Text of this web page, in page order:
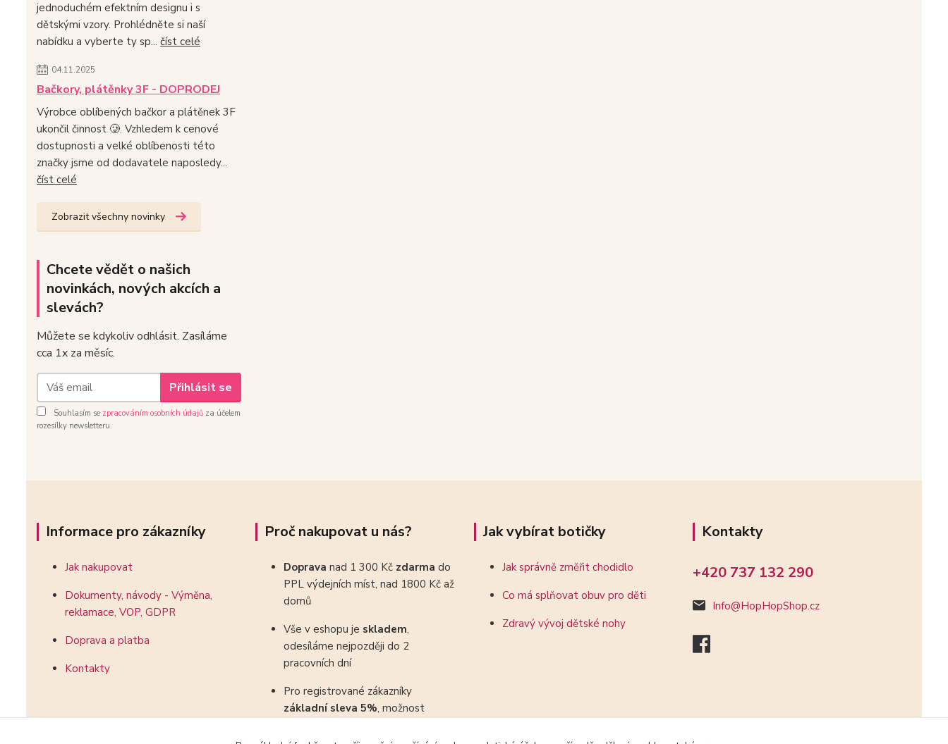
jednoduchém efektním designu i s
dětskými vzory. Prohlédněte si naší
nabídku a vyberte ty sp... číst celé
04.11.2025
Bačkory, plátěnky 3F - DOPRODEJ
Výrobce oblíbených bačkor a plátěnek 3F
ukončil činnost 🥲. Vzhledem k cenové
dostupnosti a velké oblíbenosti této
značky jsme od dodavatele naposledy...
číst celé
Zobrazit všechny novinky
Chcete vědět o našich
novinkách, nových akcích a
slevách?
Můžete se kdykoliv odhlásit. Zasíláme
cca 1x za měsíc.
Přihlásit se
Souhlasím se zpracováním osobních údajů za účelem
rozesílky newsletteru.
Informace pro zákazníky
Jak nakupovat
Dokumenty, návody - Výměna,
reklamace, VOP, GDPR
Doprava a platba
Kontakty
Proč nakupovat u nás?
Doprava nad 1 300 Kč zdarma do
PPL výdejních míst, nad 1800 Kč až
domů
Vše v eshopu je skladem,
odesíláme nejpozději do 2
pracovních dní
Pro registrované zákazníky
základní sleva 5%, možnost
Jak vybírat botičky
Jak správně změřit chodidlo
Co má splňovat obuv pro děti
Zdravý vývoj dětské nohy
Kontakty
+420 737 132 290
Info@HopHopShop.cz